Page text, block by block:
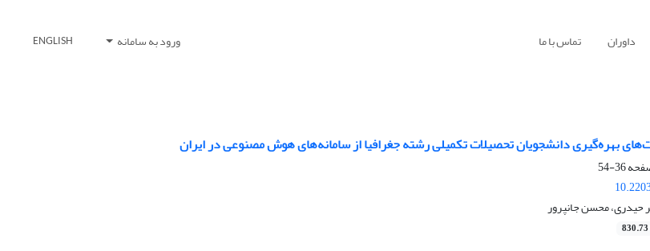
داوران تماس با ما ورود به سامانه ENGLISH
بهره‌گیری دانشجویان تحصیلات تکمیلی رشته جغرافیا از سامانه‌های هوش مصنوعی در ایران
36-54
حیدری، محسن جانپرور